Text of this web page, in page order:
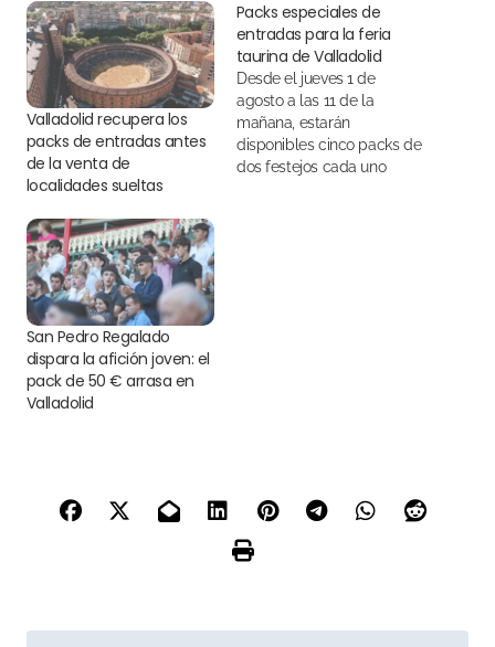
Valladolid recupera los
packs de entradas antes
de la venta de
localidades sueltas
Packs especiales de
entradas para la feria
taurina de Valladolid
Desde el jueves 1 de
agosto a las 11 de la
mañana, estarán
disponibles cinco packs de
dos festejos cada uno
San Pedro Regalado
dispara la afición joven: el
pack de 50 € arrasa en
Valladolid